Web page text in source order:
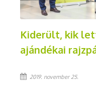
Kiderült, kik
ajándékai
2019. november 25.